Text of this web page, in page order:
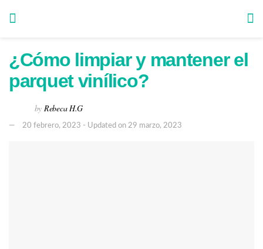
¿Cómo limpiar y mantener el
parquet vinílico?
by Rebeca H.G
20 febrero, 2023 - Updated on 29 marzo, 2023